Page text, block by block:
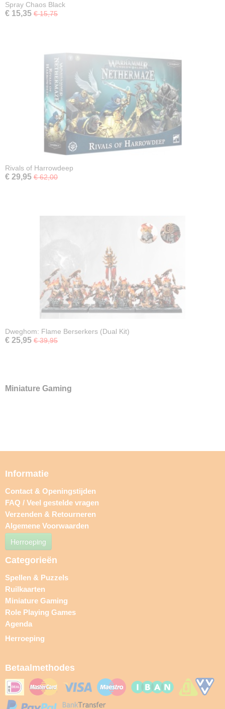
Spray Chaos Black
€ 15,35 € 15,75
Rivals of Harrowdeep
€ 29,95 € 62,00
Dweghom: Flame Berserkers (Dual Kit)
€ 25,95 € 39,95
Miniature Gaming
Informatie
Contact & Openingstijden
FAQ / Veel gestelde vragen
Verzenden & Retourneren
Algemene Voorwaarden
Herroeping
Categorieën
Spellen & Puzzels
Ruilkaarten
Miniature Gaming
Role Playing Games
Agenda
Herroeping
Betaalmethodes